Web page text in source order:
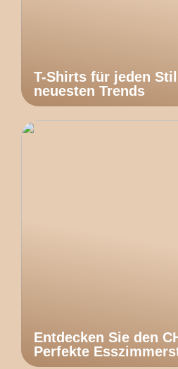
T-Shirts für jeden
neuesten Trends
Entdecken Sie den
Perfekte